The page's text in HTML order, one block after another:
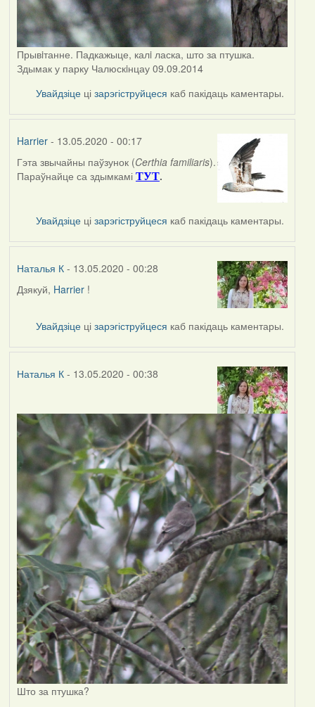
Прывiтанне. Падкажыце, калi ласка, што за птушка.
Здымак у парку Чалюскiнцау 09.09.2014
Увайдзіце цізарэгіструйцеся каб пакідаць каментары.
Harrier- 13.05.2020 - 00:17
In
reply
Наталья
К
Гэта звычайны паўзунок (Certhia familiaris).
Параўнайце са здымкамі ТУТ.
Увайдзіце цізарэгіструйцеся каб пакідаць каментары.
Наталья К- 13.05.2020 - 00:28
In
Harrier
Дзякуй, Harrier!
Увайдзіце цізарэгіструйцеся каб пакідаць каментары.
Наталья К- 13.05.2020 - 00:38
Што за птушка?